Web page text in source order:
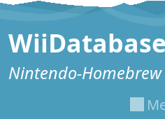
Zum Inhalt springen
WiiDatabase
Nintendo-Homebrew